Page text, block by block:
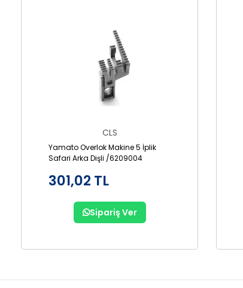
CLS
Yamato Overlok Makine 5 İplik
Safari Arka Dişli /6209004
301,02 TL
Sipariş Ver